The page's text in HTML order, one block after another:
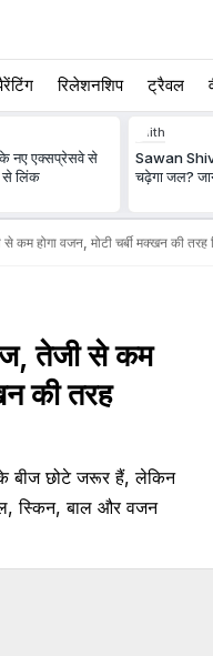
रिलेशनशिप ट्रैवल
के नए एक्सप्रेसवे से
से लिंक
Faith
Sawan
चढ़ेगा जल?
कम होगा वजन, मोटी चर्बी मक्खन की तरह
तेजी से कम
की तरह
बीज छोटे जरूर हैं, लेकिन
स्किन, बाल और वजन